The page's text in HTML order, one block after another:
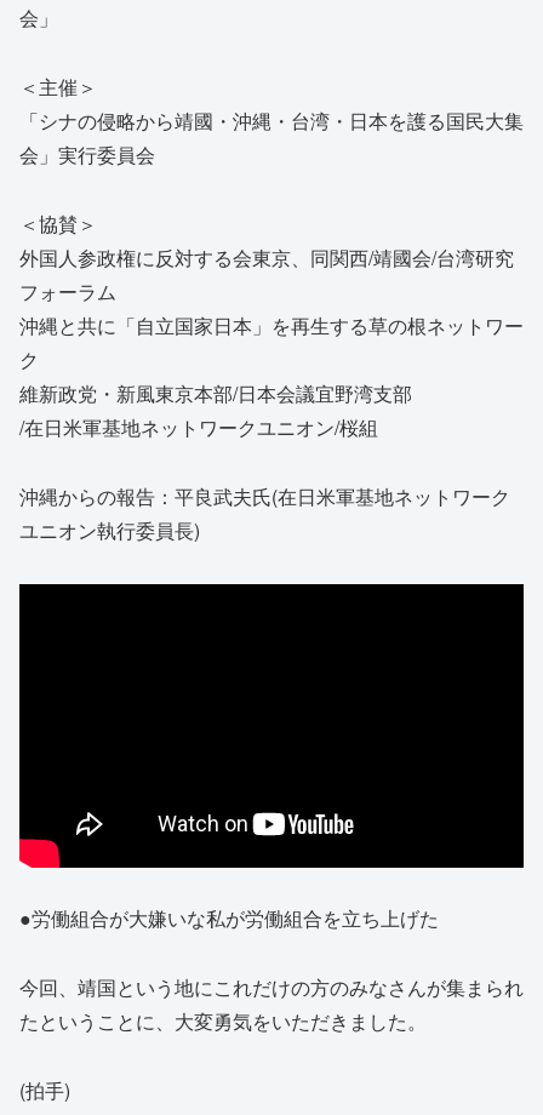
会」
＜主催＞
「シナの侵略から靖國・沖縄・台湾・日本を護る国民大集
会」実行委員会
＜協賛＞
外国人参政権に反対する会東京、同関西/靖國会/台湾研究
フォーラム
沖縄と共に「自立国家日本」を再生する草の根ネットワー
ク
維新政党・新風東京本部/日本会議宜野湾支部
/在日米軍基地ネットワークユニオン/桜組
沖縄からの報告：平良武夫氏(在日米軍基地ネットワーク
ユニオン執行委員長)
●労働組合が大嫌いな私が労働組合を立ち上げた
今回、靖国という地にこれだけの方のみなさんが集まられ
たということに、大変勇気をいただきました。
(拍手)